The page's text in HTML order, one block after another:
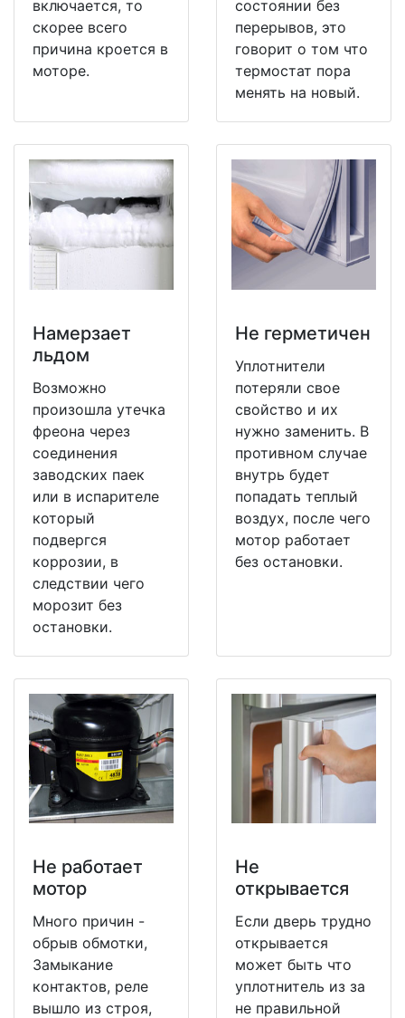
включается, то
скорее всего
причина кроется в
моторе.
состоянии без
перерывов, это
говорит о том что
термостат пора
менять на новый.
Намерзает
льдом
Возможно
произошла утечка
фреона через
соединения
заводских паек
или в испарителе
который
подвергся
коррозии, в
следствии чего
морозит без
остановки.
Не герметичен
Уплотнители
потеряли свое
свойство и их
нужно заменить. В
противном случае
внутрь будет
попадать теплый
воздух, после чего
мотор работает
без остановки.
Не работает
мотор
Много причин -
обрыв обмотки,
Замыкание
контактов, реле
вышло из строя,
Не
открывается
Если дверь трудно
открывается
может быть что
уплотнитель из за
не правильной